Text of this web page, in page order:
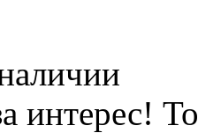
интерес!